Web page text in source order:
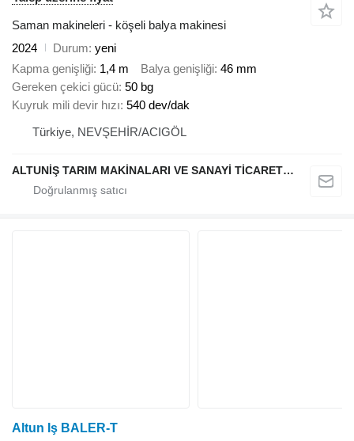
Saman makineleri - köşeli balya makinesi
2024
Durum yeni
Kapma genişliği 1,4 m Balya genişliği 46 mm
Gereken çekici gücü 50 bg
Kuyruk mili devir hızı 540 dev/dak
Türkiye, NEVŞEHİR/ACIGÖL
ALTUNİŞ TARIM MAKİNALARI VE SANAYİ TİCARET LİMİTED ŞİRKETİ
Altun Iş BALER-T